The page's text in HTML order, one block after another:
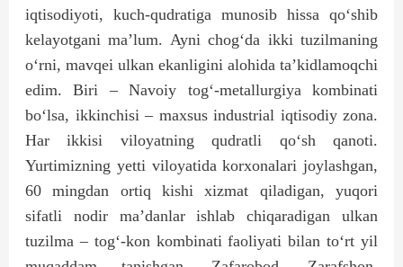
iqtisodiyoti, kuch-qudratiga munosib hissa qo‘shib
kelayotgani ma’lum. Ayni chog‘da ikki tuzilmaning
o‘rni, mavqei ulkan ekanligini alohida ta’kidlamoqchi
edim. Biri – Navoiy tog‘-metallurgiya kombinati
bo‘lsa, ikkinchisi – maxsus industrial iqtisodiy zona.
Har ikkisi viloyatning qudratli qo‘sh qanoti.
Yurtimizning yetti viloyatida korxonalari joylashgan,
60 mingdan ortiq kishi xizmat qiladigan, yuqori
sifatli nodir ma’danlar ishlab chiqaradigan ulkan
tuzilma – tog‘-kon kombinati faoliyati bilan to‘rt yil